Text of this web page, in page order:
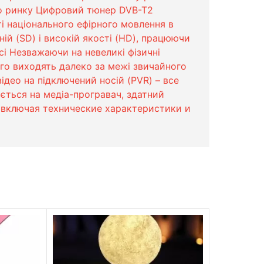
ринку Цифровий тюнер DVB-T2
національного ефірного мовлення в
(SD) і високій якості (HD), працюючи
Незважаючи на невеликі фізичні
виходять далеко за межі звичайного
на підключений носій (PVR) – все
на медіа-програвач, здатний
технические характеристики и